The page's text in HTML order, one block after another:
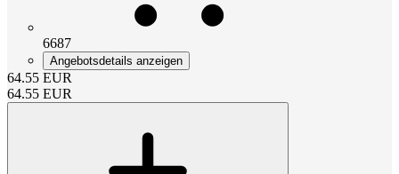
6687
Angebotsdetails anzeigen
64.55 EUR
64.55 EUR